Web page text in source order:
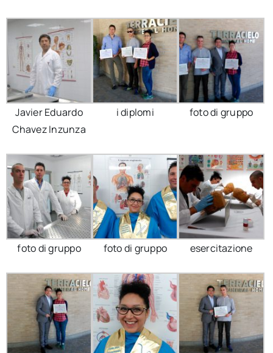
Javier Eduardo
Chavez Inzunza
i diplomi foto di gruppo
foto di gruppo foto di gruppo esercitazione